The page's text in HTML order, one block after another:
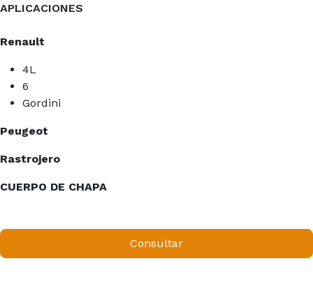
APLICACIONES
Renault
4L
6
Gordini
Peugeot
Rastrojero
CUERPO DE CHAPA
Consultar